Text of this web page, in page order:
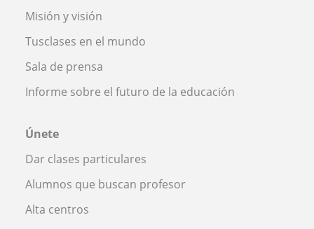
Misión y visión
Tusclases en el mundo
Sala de prensa
Informe sobre el futuro de la educación
Únete
Dar clases particulares
Alumnos que buscan profesor
Alta centros